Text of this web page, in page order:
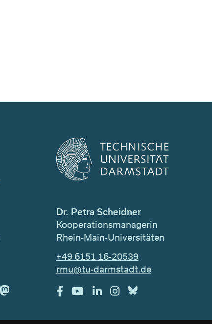
Dr. Petra Scheidner
Kooperationsmanagerin
Rhein-Main-Universitäten
+49 6151 16-20539
rmu@tu-darmstadt.de